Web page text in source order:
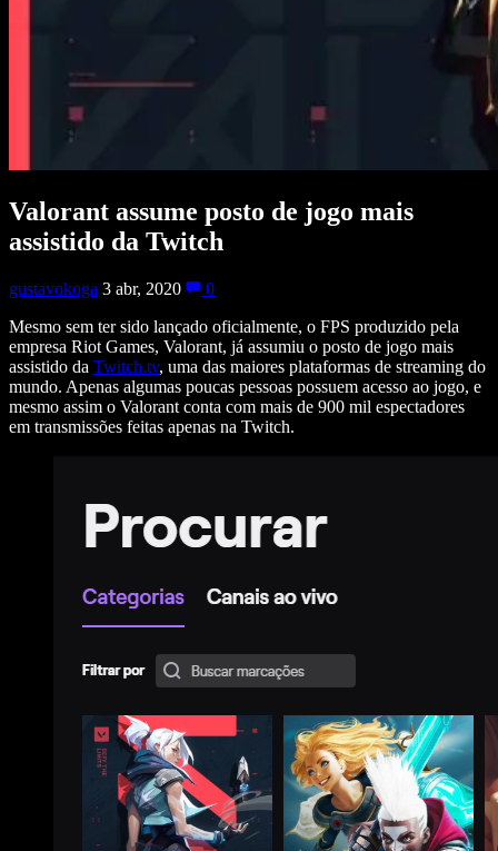
Valorant assume posto de jogo mais
assistido da Twitch
gustavokoga 3 abr, 2020
0
Mesmo sem ter sido lançado oficialmente, o FPS produzido pela
empresa Riot Games, Valorant, já assumiu o posto de jogo mais
assistido da Twitch.tv, uma das maiores plataformas de streaming do
mundo. Apenas algumas poucas pessoas possuem acesso ao jogo, e
mesmo assim o Valorant conta com mais de 900 mil espectadores
em transmissões feitas apenas na Twitch.